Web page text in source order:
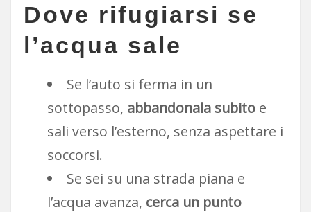
Dove rifugiarsi se
l’acqua sale
Se l’auto si ferma in un
sottopasso, abbandonala subito e
sali verso l’esterno, senza aspettare i
soccorsi.
Se sei su una strada piana e
l’acqua avanza, cerca un punto